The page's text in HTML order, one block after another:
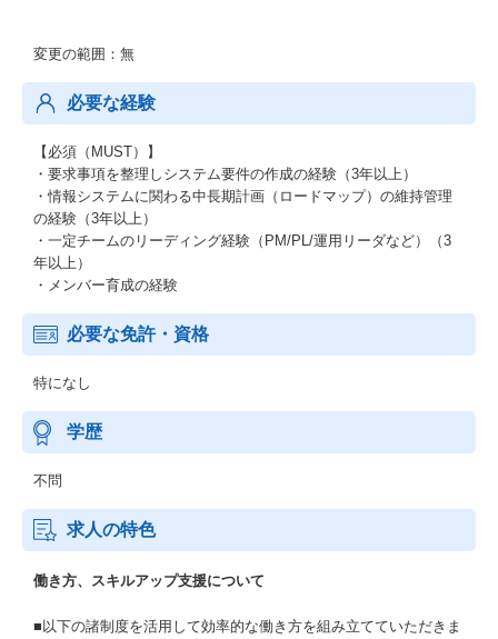
変更の範囲：無
必要な経験
【必須（MUST）】
・要求事項を整理しシステム要件の作成の経験（3年以上）
・情報システムに関わる中長期計画（ロードマップ）の維持管理
の経験（3年以上）
・一定チームのリーディング経験（PM/PL/運用リーダなど）（3
年以上）
・メンバー育成の経験
必要な免許・資格
特になし
学歴
不問
求人の特色
働き方、スキルアップ支援について
■以下の諸制度を活用して効率的な働き方を組み立てていただきま